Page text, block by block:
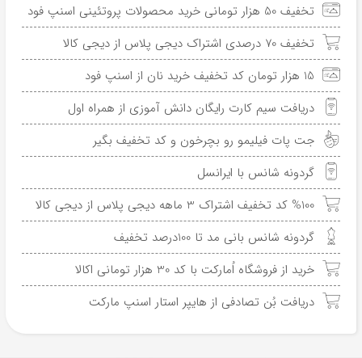
تخفیف 50 هزار تومانی خرید محصولات پروتئینی اسنپ فود
تخفیف 70 درصدی اشتراک دیجی پلاس از دیجی کالا
15 هزار تومان کد تخفیف خرید نان از اسنپ فود
دریافت سیم کارت رایگان دانش آموزی از همراه اول
جت پات فیلیمو رو بچرخون و کد تخفیف بگیر
گردونه شانس با ایرانسل
%100 کد تخفیف اشتراک 3 ماهه دیجی پلاس از دیجی کالا
گردونه شانس بانی مد تا 100درصد تخفیف
خرید از فروشگاه اُمارکت با کد 30 هزار تومانی اکالا
دریافت بُن تصادفی از هایپر استار اسنپ مارکت